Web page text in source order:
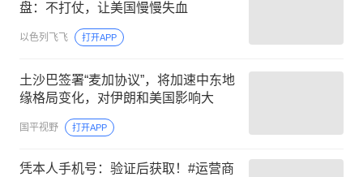
盘：不打仗，让美国慢慢失血
以色列飞飞 打开APP
土沙巴签署“麦加协议”，将加速中东地
缘格局变化，对伊朗和美国影响大
国平视野 打开APP
凭本人手机号：验证后获取！#运营商